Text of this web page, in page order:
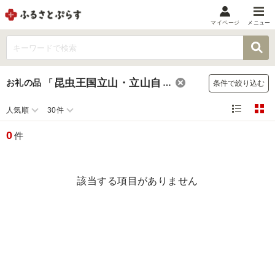
メニュー
マイメニュー
マイページ
メニュー
お礼の品から探す
マイページ
お礼の品 「 昆虫王国立山・立山自然ふれあい館 」
条件で絞り込む
人気順 30件
0件
該当する項目がありません